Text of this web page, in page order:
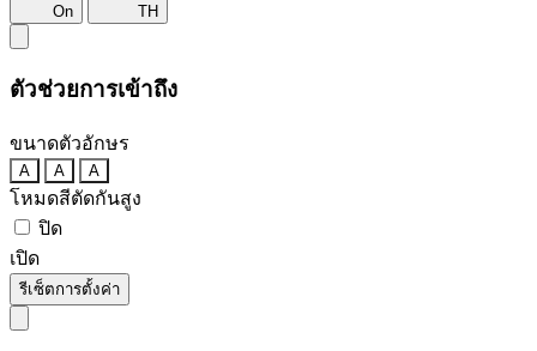
On TH
ตัวช่วยการเข้าถึง
ขนาดตัวอักษร
A A A
โหมดสีตัดกันสูง
ปิด
เปิด
รีเซ็ตการตั้งค่า